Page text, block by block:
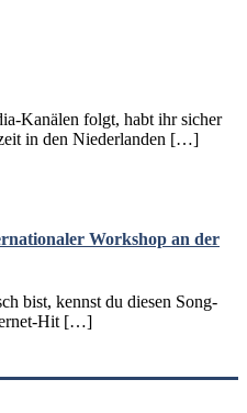
Kanälen folgt, habt ihr sicher
in den Niederlanden […]
Workshop an der
bist, kennst du diesen Song-
Hit […]